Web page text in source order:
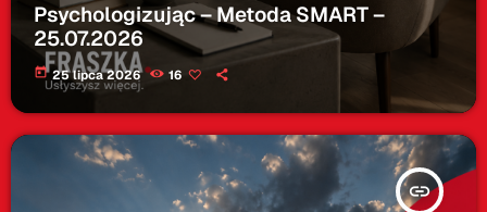
Psychologizując – Metoda SMART –
25.07.2026
today 25 lipca 2026 16
insert_link